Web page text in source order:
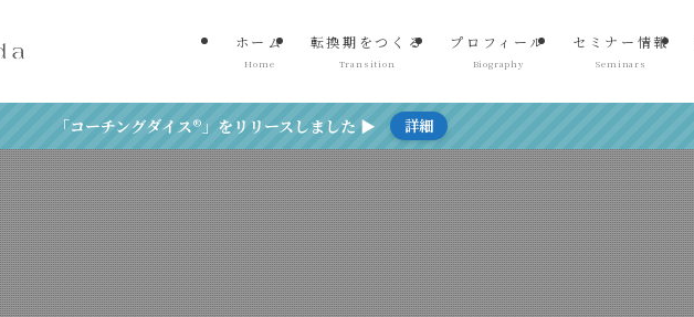
ホーム
Home
転換期をつくる
Transition
プロフィール
Biography
セミナー情報
Seminars
「コーチングダイス®」をリリースしました ▶ 詳細